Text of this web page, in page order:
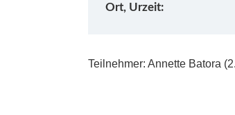
Ort, Urzeit:
Teilnehmer: Annette Batora